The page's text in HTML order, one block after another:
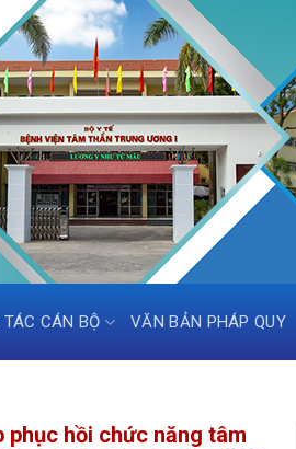
TÁC CÁN BỘ VĂN BẢN PHÁP QUY
phục hồi chức năng tâm